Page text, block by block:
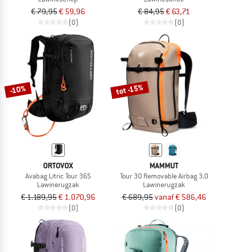
€ 79,95€ 59,96
(0)
€ 84,95€ 63,71
(0)
-10%
ORTOVOX
Avabag Litric Tour 36S
Lawinerugzak
€ 1.189,95€ 1.070,96
(0)
tot -15%
MAMMUT
Tour 30 Removable Airbag 3.0
Lawinerugzak
€ 689,95vanaf € 586,46
(0)